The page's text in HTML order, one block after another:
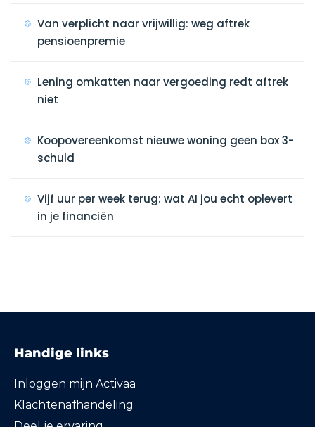
Van verplicht naar vrijwillig: weg aftrek
pensioenpremie
Lening omkatten naar vergoeding redt aftrek
niet
Koopovereenkomst nieuwe woning geen box 3-
schuld
Vijf uur per week terug: wat AI jou echt oplevert
in je financiën
Handige links
Inloggen mijn Activaa
Klachtenafhandeling